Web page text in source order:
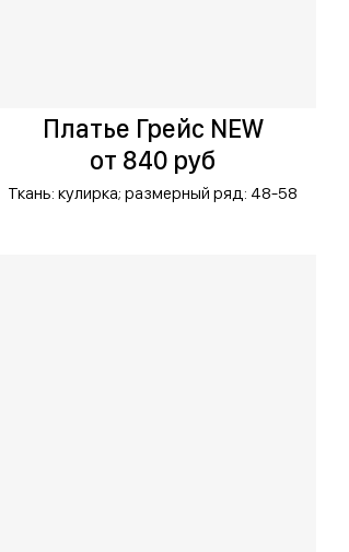
Платье Грейс NEW
от 840 руб
Ткань: кулирка; размерный ряд: 48-58